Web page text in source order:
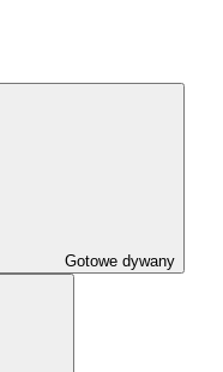
Gotowe dywany